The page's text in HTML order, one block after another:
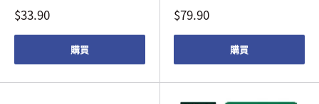
$33.90
購買
$79.90
購買